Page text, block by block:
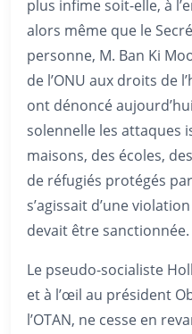
plus infime soit-elle, à
alors même que le
personne, M. Ban Ki
de l’ONU aux droits de
ont dénoncé
solennelle les attaques
maisons, des écoles,
de réfugiés protégés
s’agissait d’une
devait être sanctionnée.
Le pseudo-socialiste
et à l’œil au président
l’OTAN, ne cesse en